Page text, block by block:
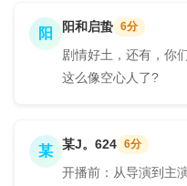
阳 阳和启蛰 6分
剧情好土，还有，你
这么像空心人了?
某 某J。624 6分
开播前：从导演到主